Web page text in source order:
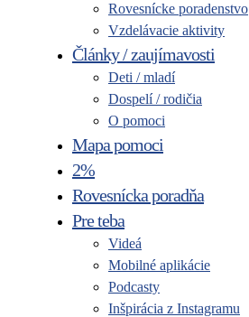
Rovesnícke poradenstvo
Vzdelávacie aktivity
Články / zaujímavosti
Deti / mladí
Dospelí / rodičia
O pomoci
Mapa pomoci
2%
Rovesnícka poradňa
Pre teba
Videá
Mobilné aplikácie
Podcasty
Inšpirácia z Instagramu